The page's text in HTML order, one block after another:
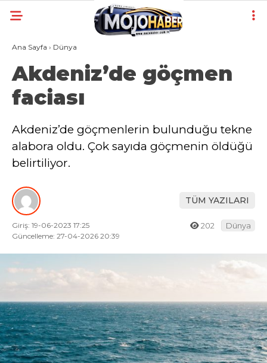
Ana Sayfa › Dünya
Akdeniz’de göçmen
faciası
Akdeniz’de göçmenlerin bulunduğu tekne
alabora oldu. Çok sayıda göçmenin öldüğü
belirtiliyor.
TÜM YAZILARI
Giriş: 19-06-2023 17:25
Güncelleme: 27-04-2026 20:39
202 Dünya